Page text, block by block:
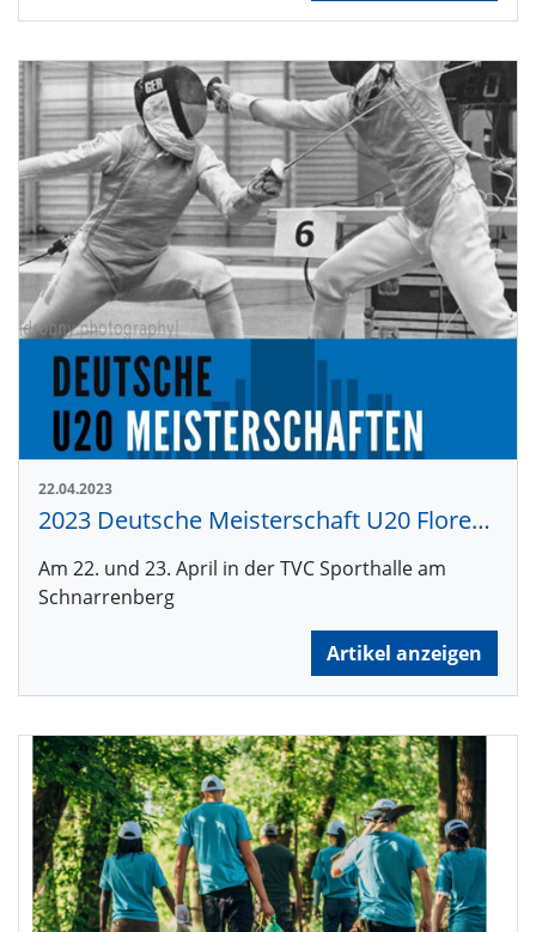
22.04.2023
2023 Deutsche Meisterschaft U20 Florettfechten
Am 22. und 23. April in der TVC Sporthalle am
Schnarrenberg
Artikel anzeigen